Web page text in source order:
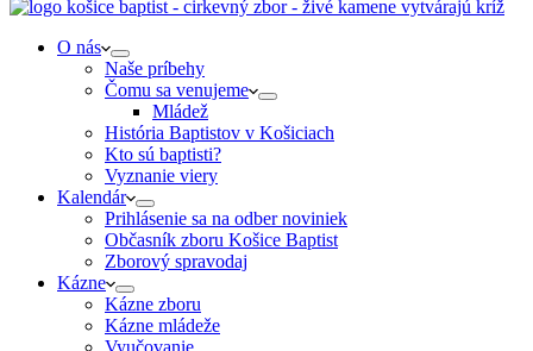
O nás
Naše príbehy
Čomu sa venujeme
Mládež
História Baptistov v Košiciach
Kto sú baptisti?
Vyznanie viery
Kalendár
Prihlásenie sa na odber noviniek
Občasník zboru Košice Baptist
Zborový spravodaj
Kázne
Kázne zboru
Kázne mládeže
Vyučovanie